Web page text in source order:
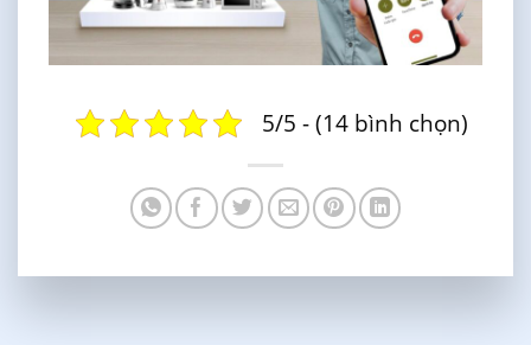
5/5 - (14 bình chọn)